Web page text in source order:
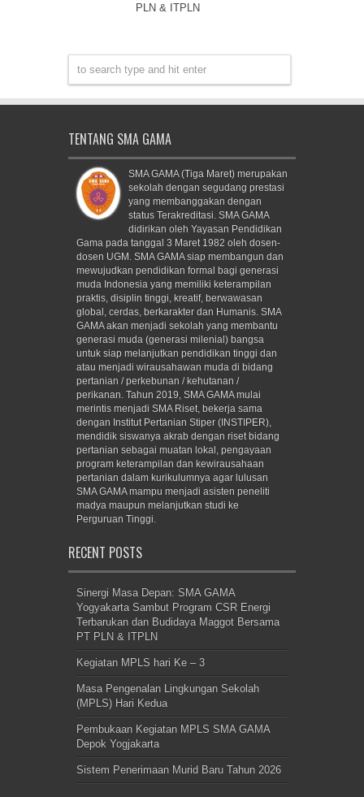
PLN & ITPLN
TENTANG SMA GAMA
SMA GAMA (Tiga Maret) merupakan
sekolah dengan segudang prestasi
yang membanggakan dengan
status Terakreditasi. SMA GAMA
didirikan oleh Yayasan Pendidikan
Gama pada tanggal 3 Maret 1982 oleh dosen-
dosen UGM. SMA GAMA siap membangun dan
mewujudkan pendidikan formal bagi generasi
muda Indonesia yang memiliki keterampilan
praktis, disiplin tinggi, kreatif, berwawasan
global, cerdas, berkarakter dan Humanis. SMA
GAMA akan menjadi sekolah yang membantu
generasi muda (generasi milenial) bangsa
untuk siap melanjutkan pendidikan tinggi dan
atau menjadi wirausahawan muda di bidang
pertanian / perkebunan / kehutanan /
perikanan. Tahun 2019, SMA GAMA mulai
merintis menjadi SMA Riset, bekerja sama
dengan Institut Pertanian Stiper (INSTIPER),
mendidik siswanya akrab dengan riset bidang
pertanian sebagai muatan lokal, pengayaan
program keterampilan dan kewirausahaan
pertanian dalam kurikulumnya agar lulusan
SMA GAMA mampu menjadi asisten peneliti
madya maupun melanjutkan studi ke
Perguruan Tinggi.
RECENT POSTS
Sinergi Masa Depan: SMA GAMA
Yogyakarta Sambut Program CSR Energi
Terbarukan dan Budidaya Maggot Bersama
PT PLN & ITPLN
Kegiatan MPLS hari Ke – 3
Masa Pengenalan Lingkungan Sekolah
(MPLS) Hari Kedua
Pembukaan Kegiatan MPLS SMA GAMA
Depok Yogjakarta
Sistem Penerimaan Murid Baru Tahun 2026